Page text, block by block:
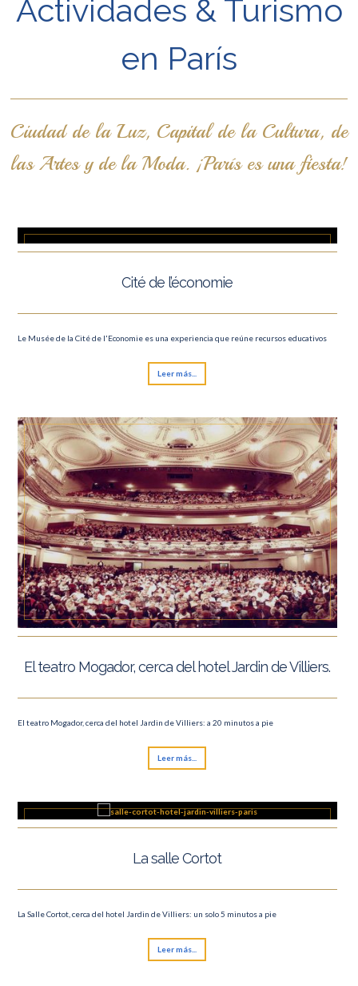
Actividades & Turismo
en París
Ciudad de la Luz, Capital de la Cultura, de
las Artes y de la Moda. ¡París es una fiesta!
Cité de l’économie
Le Musée de la Cité de l'Economie es una experiencia que reúne recursos educativos
Leer más...
El teatro Mogador, cerca del hotel Jardin de Villiers.
El teatro Mogador, cerca del hotel Jardin de Villiers: a 20 minutos a pie
Leer más...
La salle Cortot
La Salle Cortot, cerca del hotel Jardin de Villiers: un solo 5 minutos a pie
Leer más...